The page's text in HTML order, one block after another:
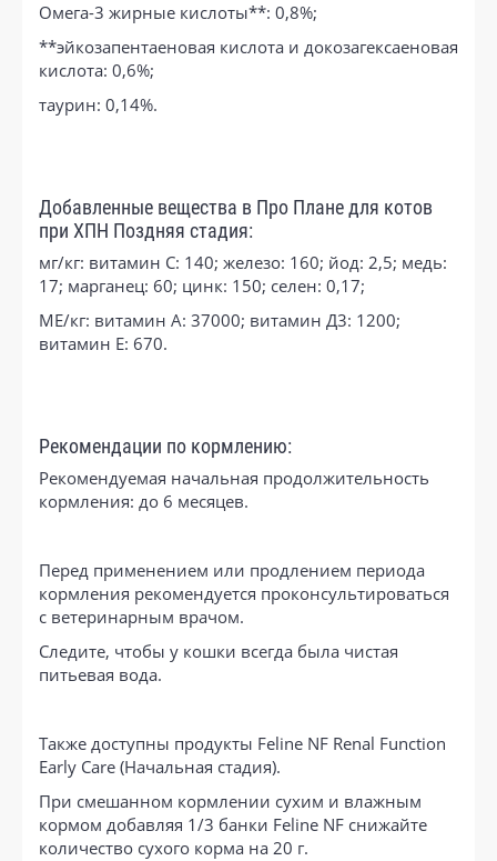
Омега-3 жирные кислоты**: 0,8%;
**эйкозапентаеновая кислота и докозагексаеновая
кислота: 0,6%;
таурин: 0,14%.
Добавленные вещества в Про Плане для котов
при ХПН Поздняя стадия:
мг/кг: витамин C: 140; железо: 160; йод: 2,5; медь:
17; марганец: 60; цинк: 150; селен: 0,17;
МЕ/кг: витамин А: 37000; витамин Д3: 1200;
витамин Е: 670.
Рекомендации по кормлению:
Рекомендуемая начальная продолжительность
кормления: до 6 месяцев.
Перед применением или продлением периода
кормления рекомендуется проконсультироваться
с ветеринарным врачом.
Следите, чтобы у кошки всегда была чистая
питьевая вода.
Также доступны продукты Feline NF Renal Function
Early Care (Начальная стадия).
При смешанном кормлении сухим и влажным
кормом добавляя 1/3 банки Feline NF снижайте
количество сухого корма на 20 г.